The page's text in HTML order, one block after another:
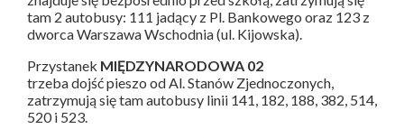
tam 2 autobusy: 111 jadący z Pl. Bankowego oraz 123 z
dworca Warszawa Wschodnia (ul. Kijowska).
Przystanek MIĘDZYNARODOWA 02
trzeba dojść pieszo od Al. Stanów Zjednoczonych,
zatrzymują się tam autobusy linii 141, 182, 188, 382, 514,
520 i 523.